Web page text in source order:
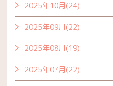
2025年10月(24)
2025年09月(22)
2025年08月(19)
2025年07月(22)